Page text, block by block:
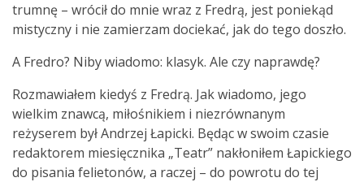
trumnę – wrócił do mnie wraz z Fredrą, jest poniekąd
mistyczny i nie zamierzam dociekać, jak do tego doszło.
A Fredro? Niby wiadomo: klasyk. Ale czy naprawdę?
Rozmawiałem kiedyś z Fredrą. Jak wiadomo, jego
wielkim znawcą, miłośnikiem i niezrównanym
reżyserem był Andrzej Łapicki. Będąc w swoim czasie
redaktorem miesięcznika „Teatr” nakłoniłem Łapickiego
do pisania felietonów, a raczej – do powrotu do tej